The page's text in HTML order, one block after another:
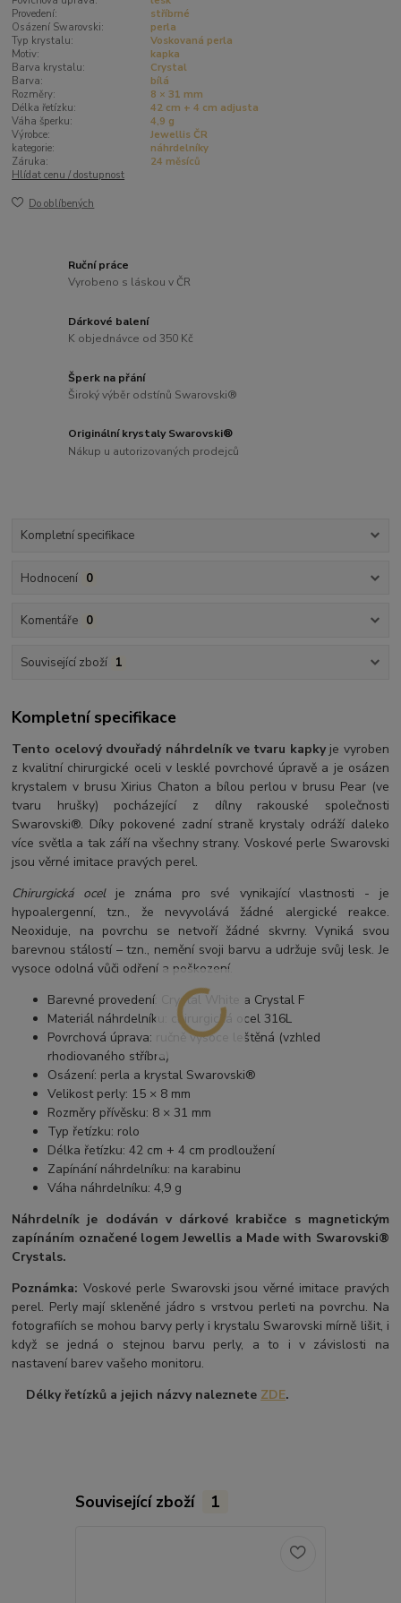
Provedení:
stříbrné
Osázení Swarovski:
perla
Typ krystalu:
Voskovaná perla
Motiv:
kapka
Barva krystalu:
Crystal
Barva:
bílá
Rozměry:
8 × 31 mm
Délka řetízku:
42 cm + 4 cm adjusta
Váha šperku:
4,9 g
Výrobce:
Jewellis ČR
kategorie:
náhrdelníky
Záruka:
24 měsíců
Hlídat cenu / dostupnost
Do oblíbených
Ruční práce
Vyrobeno s láskou v ČR
Dárkové balení
K objednávce od 350 Kč
Šperk na přání
Široký výběr odstínů Swarovski®
Originální krystaly Swarovski®
Nákup u autorizovaných prodejců
Kompletní specifikace
Hodnocení 0
Komentáře 0
Související zboží 1
Kompletní specifikace
Tento ocelový dvouřadý náhrdelník ve tvaru kapky je vyroben
z kvalitní chirurgické oceli v lesklé povrchové úpravě a je osázen
krystalem v brusu Xirius Chaton a bílou perlou v brusu Pear (ve
tvaru hrušky) pocházející z dílny rakouské společnosti
Swarovski®. Díky pokovené zadní straně krystaly odráží daleko
více světla a tak září na všechny strany. Voskové perle Swarovski
jsou věrné imitace pravých perel.
Chirurgická ocelje známa pro své vynikající vlastnosti - je
hypoalergenní, tzn., že nevyvolává žádné alergické reakce.
Neoxiduje, na povrchu se netvoří žádné skvrny. Vyniká svou
barevnou stálostí – tzn., nemění svoji barvu a udržuje svůj lesk. Je
vysoce odolná vůči odření a poškození.
Barevné provedení: Crystal White a Crystal F
Materiál náhrdelníku: chirurgická ocel 316L
Povrchová úprava: ručně vysoce leštěná (vzhled
rhodiovaného stříbra)
Osázení: perla a krystal Swarovski®
Velikost perly: 15 × 8 mm
Rozměry přívěsku: 8 × 31 mm
Typ řetízku: rolo
Délka řetízku: 42 cm + 4 cm prodloužení
Zapínání náhrdelníku: na karabinu
Váha náhrdelníku: 4,9 g
Náhrdelník je dodáván v dárkové krabičce s magnetickým
zapínáním označené logem Jewellis a Made with Swarovski®
Crystals.
Poznámka: Voskové perle Swarovski jsou věrné imitace pravých
perel. Perly mají skleněné jádro s vrstvou perleti na povrchu. Na
fotografiích se mohou barvy perly i krystalu Swarovski mírně lišit, i
když se jedná o stejnou barvu perly, a to i v závislosti na
nastavení barev vašeho monitoru.
Délky řetízků a jejich názvy naleznete ZDE.
Související zboží 1